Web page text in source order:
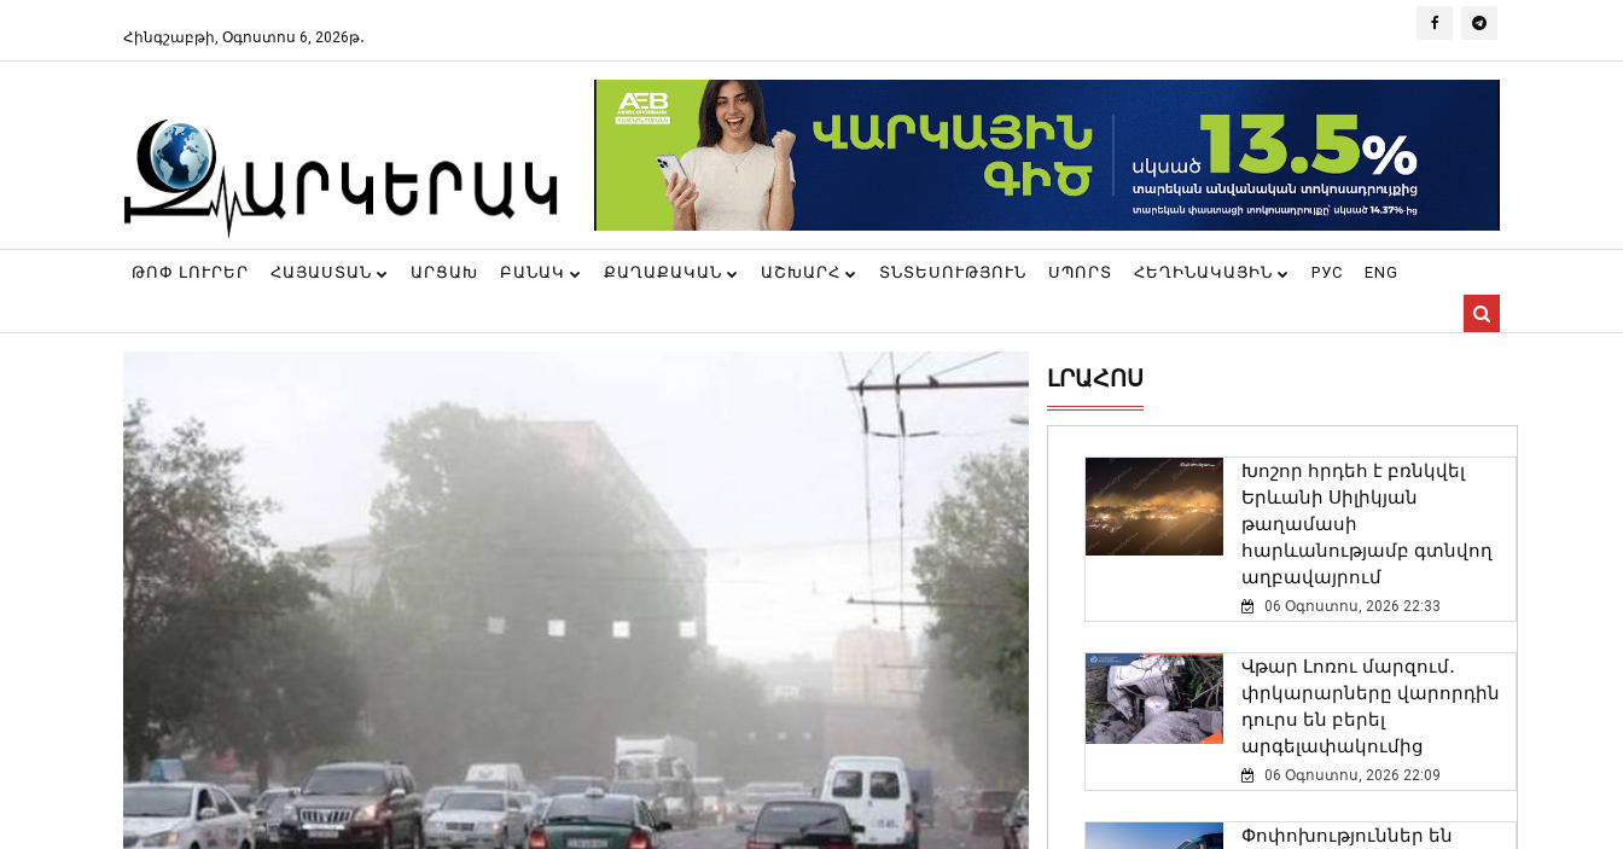
Հինգշաբթի, Օգոստոս 6, 2026թ․
ԹՈՓ ԼՈՒՐԵՐ ՀԱՅԱՍՏԱՆ ԱՐՑԱԽ ԲԱՆԱԿ ՔԱՂԱՔԱԿԱՆ ԱՇԽԱՐՀ ՏՆՏԵՍՈՒԹՅՈՒՆ ՍՊՈՐՏ ՀԵՂԻՆԱԿԱՅԻՆ РУС ENG
ԼՐԱՀՈՍ
Խոշոր հրդեհ է բռնկվել
Երևանի Սիլիկյան
թաղամասի
հարևանությամբ գտնվող
աղբավայրում
06 Օգոստոս, 2026 22:33
Վթար Լոռու մարզում․
փրկարարները վարորդին
դուրս են բերել
արգելափակումից
06 Օգոստոս, 2026 22:09
Փոփոխություններ են